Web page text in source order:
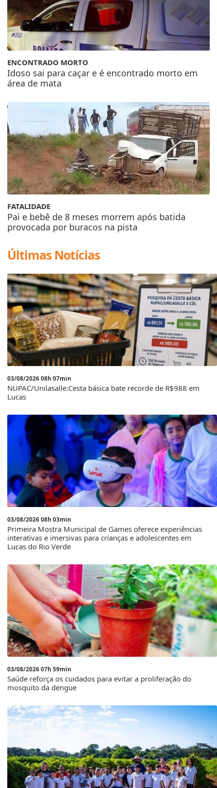
ENCONTRADO MORTO
Idoso sai para caçar e é encontrado morto em
área de mata
FATALIDADE
Pai e bebê de 8 meses morrem após batida
provocada por buracos na pista
Últimas Notícias
03/08/2026 08h 07min
NUPAC/Unilasalle:Cesta básica bate recorde de R$988 em
Lucas
03/08/2026 08h 03min
Primeira Mostra Municipal de Games oferece experiências
interativas e imersivas para crianças e adolescentes em
Lucas do Rio Verde
03/08/2026 07h 59min
Saúde reforça os cuidados para evitar a proliferação do
mosquito da dengue